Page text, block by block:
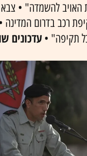
האויב להשמדה" • צבא
רכב בדרום המדינה
תקיפה" • עדכונים